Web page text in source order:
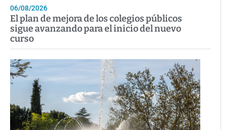
06/08/2026
El plan de mejora de los colegios públicos
sigue avanzando para el inicio del nuevo
curso